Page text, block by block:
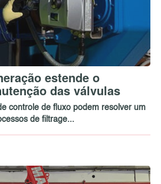
estende o
das válvulas
controle de fluxo podem resolver um
de filtrage...